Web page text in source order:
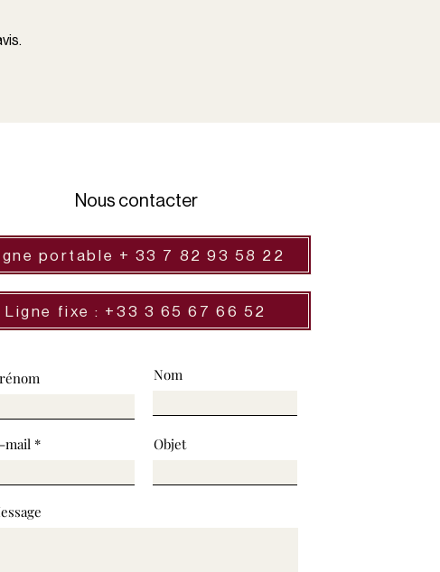
Nous contacter
portable + 33 7 82 93 58 22
Ligne fixe : +33 3 65 67 66 52
Nom
mail Objet